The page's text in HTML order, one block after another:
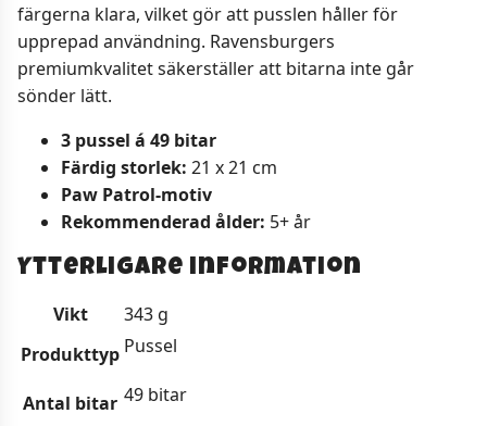
färgerna klara, vilket gör att pusslen håller för
upprepad användning. Ravensburgers
premiumkvalitet säkerställer att bitarna inte går
sönder lätt.
3 pussel á 49 bitar
Färdig storlek: 21 x 21 cm
Paw Patrol-motiv
Rekommenderad ålder: 5+ år
Ytterligare information
Vikt
343 g
Produkttyp Pussel
Antal bitar 49 bitar